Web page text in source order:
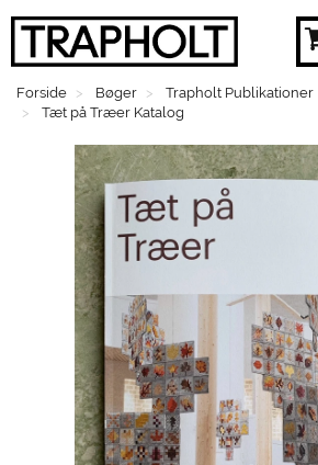
Forside Bøger
Trapholt Publikationer
Tæt på Træer Katalog